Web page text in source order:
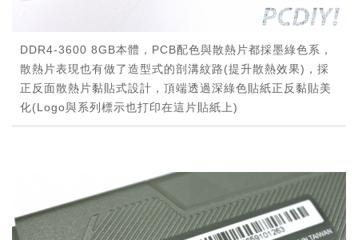
DDR4-3600 8GB本體，PCB配色與散熱片都採墨綠色系，
散熱片表現也有做了造型式的剖溝紋路(提升散熱效果)，採
正反面散熱片黏貼式設計，頂端透過深綠色貼紙正反黏貼美
化(Logo與系列標示也打印在這片貼紙上)